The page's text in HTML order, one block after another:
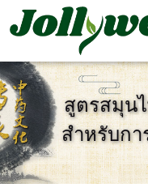
ยา แก้ ท้อง
ผูก
อาหาร
เสริม ลด
ยา เม็ด
สูตรสมุน
สำหรับก